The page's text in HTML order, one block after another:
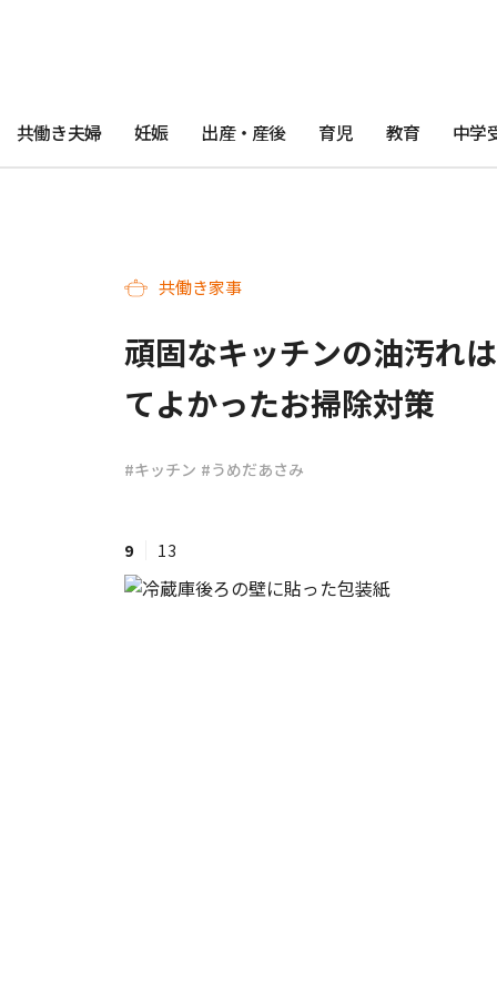
#ワンオペ育児
共働き夫婦 妊娠 出産・産後 育児 教育 中学
共働き家事
頑固なキッチンの油汚れ
てよかったお掃除対策
#キッチン #うめだあさみ
9 13